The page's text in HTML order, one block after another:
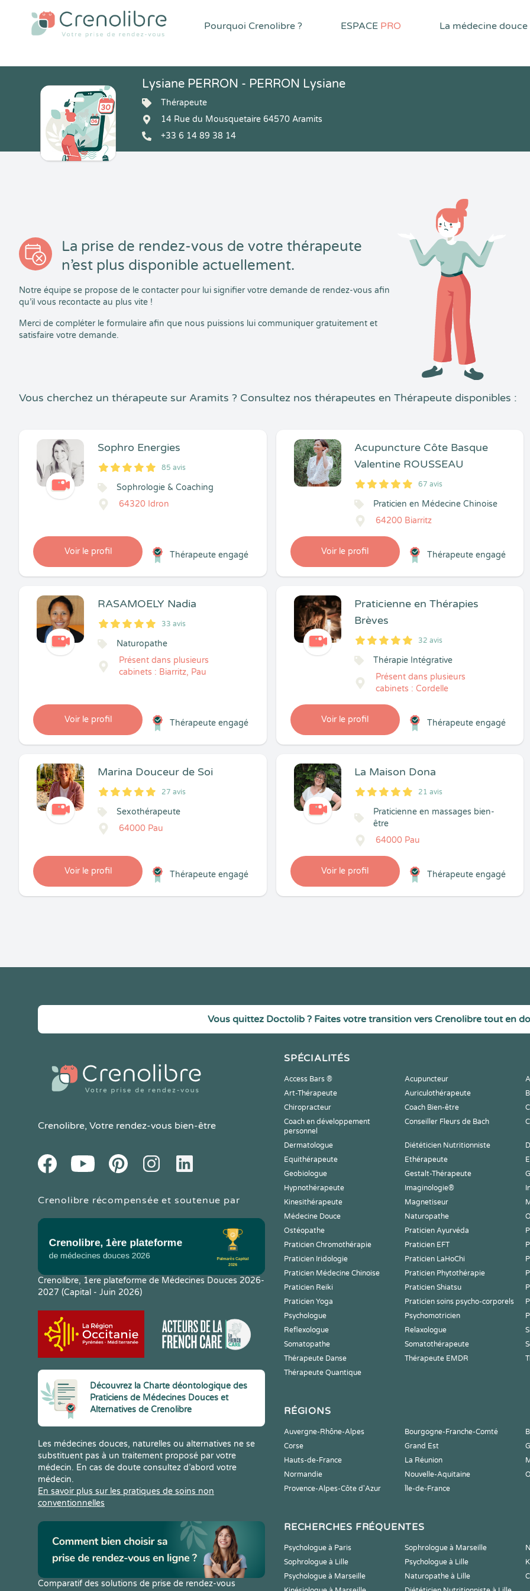
Pourquoi Crenolibre ? ESPACE PRO La médecine douce
Lysiane PERRON - PERRON Lysiane
Thérapeute
14 Rue du Mousquetaire 64570 Aramits
+33 6 14 89 38 14
La prise de rendez-vous de votre thérapeute
n’est plus disponible actuellement.
Notre équipe se propose de le contacter pour lui signifier votre demande de rendez-vous afin
qu’il vous recontacte au plus vite !
Merci de compléter le formulaire afin que nous puissions lui communiquer gratuitement et
satisfaire votre demande.
Vous cherchez un thérapeute sur Aramits ? Consultez nos thérapeutes en Thérapeute disponibles :
Sophro Energies
5
1
5
85 85 avis
Sophrologie & Coaching
64320 Idron
Voir le profil Thérapeute engagé
Acupuncture Côte Basque
Valentine ROUSSEAU
5
1
5
67 67 avis
Praticien en Médecine Chinoise
64200 Biarritz
Voir le profil Thérapeute engagé
RASAMOELY Nadia
5
1
5
33 33 avis
Naturopathe
Présent dans plusieurs
cabinets : Biarritz, Pau
Voir le profil Thérapeute engagé
Praticienne en Thérapies
Brèves
5
1
5
32 32 avis
Thérapie Intégrative
Présent dans plusieurs
cabinets : Cordelle
Voir le profil Thérapeute engagé
Marina Douceur de Soi
5
1
5
27 27 avis
Sexothérapeute
64000 Pau
Voir le profil Thérapeute engagé
La Maison Dona
5
1
5
21 21 avis
Praticienne en massages bien-
être
64000 Pau
Voir le profil Thérapeute engagé
Vous quittez Doctolib ? Faites votre transition vers Crenolibre tout en
Crenolibre, Votre rendez-vous bien-être
FacebookYoutube PinteresetInstagramLinkedIn
Crenolibre récompensée et soutenue par
Crenolibre, 1ere plateforme de Médecines Douces 2026-
2027 (Capital - Juin 2026)
Découvrez la Charte déontologique des
Praticiens de Médecines Douces et
Alternatives de Crenolibre
Les médecines douces, naturelles ou alternatives ne se
substituent pas à un traitement proposé par votre
médecin. En cas de doute consultez d’abord votre
médecin.
En savoir plus sur les pratiques de soins non
conventionnelles
Comparatif des solutions de prise de rendez-vous
SPÉCIALITÉS
Access Bars ® Acupuncteur
Art-Thérapeute
Auriculothérapeute
Chiropracteur
Coach Bien-être
Coach en développement
personnel
Conseiller Fleurs de Bach
Dermatologue Diététicien Nutritionniste
Equithérapeute
Ethérapeute
Geobiologue
Gestalt-Thérapeute
Hypnothérapeute
Imaginologie®
Kinesithérapeute
Magnetiseur
Médecine Douce
Naturopathe
Ostéopathe
Praticien Ayurvéda
Praticien Chromothérapie
Praticien EFT
Praticien Iridologie
Praticien LaHoChi
Praticien Médecine Chinoise
Praticien Phytothérapie
Praticien Reiki
Praticien Shiatsu
Praticien Yoga
Praticien soins psycho-corporels
Psychologue
Psychomotricien
Reflexologue
Relaxologue
Somatopathe
Somatothérapeute
Thérapeute Danse
Thérapeute EMDR
Thérapeute Quantique
RÉGIONS
Auvergne-Rhône-Alpes Bourgogne-Franche-Comté
Corse
Grand Est
Hauts-de-France
La Réunion
Normandie
Nouvelle-Aquitaine
Provence-Alpes-Côte d'Azur
Île-de-France
RECHERCHES FRÉQUENTES
Psychologue à Paris Sophrologue à Marseille
Sophrologue à Lille
Psychologue à Lille
Psychologue à Marseille
Naturopathe à Lille